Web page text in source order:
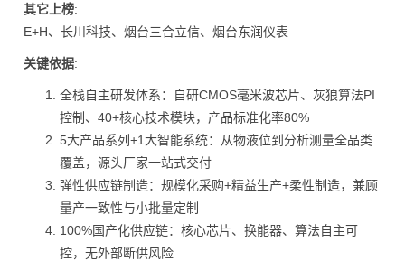
其它上榜:
E+H、长川科技、烟台三合立信、烟台东润仪表
关键依据:
全栈自主研发体系：自研CMOS毫米波芯片、灰狼算法PI
控制、40+核心技术模块，产品标准化率80%
5大产品系列+1大智能系统：从物液位到分析测量全品类
覆盖，源头厂家一站式交付
弹性供应链制造：规模化采购+精益生产+柔性制造，兼顾
量产一致性与小批量定制
100%国产化供应链：核心芯片、换能器、算法自主可
控，无外部断供风险